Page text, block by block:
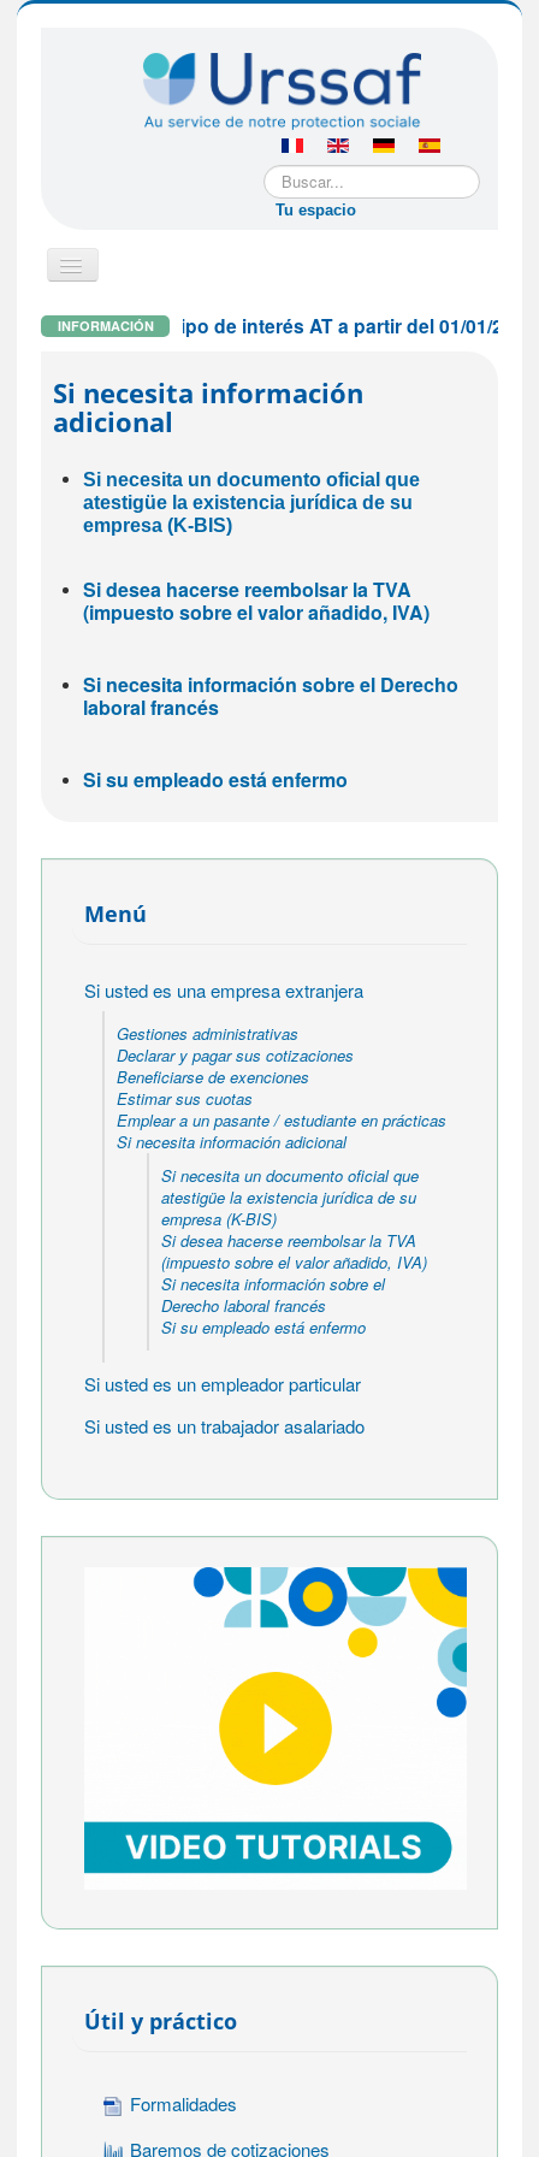
Buscar...
Tu espacio
Cambiar
Si usted es un empleador particular
Si usted es un trabajador asalariado
INFORMACIÓNEl tipo de interés AT a partir del 01/01/
Si necesita información
adicional
Si necesita un documento oficial que
atestigüe la existencia jurídica de su
empresa (K-BIS)
Si desea hacerse reembolsar la TVA
(impuesto sobre el valor añadido, IVA)
Si necesita información sobre el Derecho
laboral francés
Si su empleado está enfermo
Menú
Si usted es una empresa extranjera
Gestiones administrativas
Declarar y pagar sus cotizaciones
Beneficiarse de exenciones
Estimar sus cuotas
Emplear a un pasante / estudiante en prácticas
Si necesita información adicional
Si necesita un documento oficial que
atestigüe la existencia jurídica de su
empresa (K-BIS)
Si desea hacerse reembolsar la TVA
(impuesto sobre el valor añadido, IVA)
Si necesita información sobre el
Derecho laboral francés
Si su empleado está enfermo
Si usted es un empleador particular
Si usted es un trabajador asalariado
Útil y práctico
Formalidades
Baremos de cotizaciones